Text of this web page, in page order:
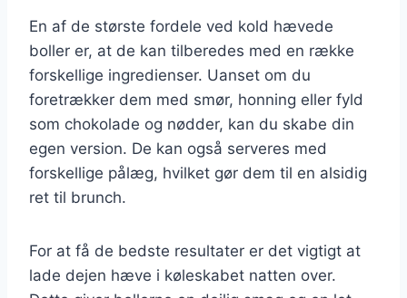
En af de største fordele ved kold hævede
boller er, at de kan tilberedes med en række
forskellige ingredienser. Uanset om du
foretrækker dem med smør, honning eller fyld
som chokolade og nødder, kan du skabe din
egen version. De kan også serveres med
forskellige pålæg, hvilket gør dem til en alsidig
ret til brunch.
For at få de bedste resultater er det vigtigt at
lade dejen hæve i køleskabet natten over.